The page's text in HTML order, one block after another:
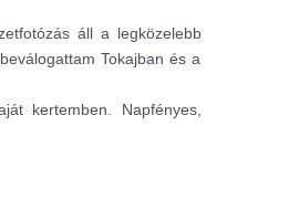
áll a legközelebb
Tokajban és a
kertemben. Napfényes,